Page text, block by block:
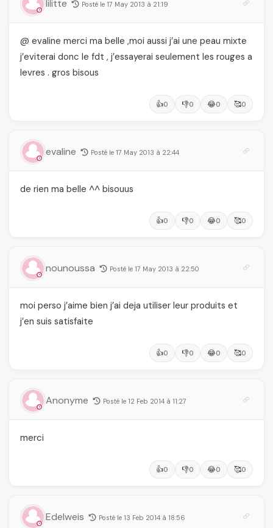
lilitte Posté le 17 May 2013 à 21:19
@ evaline merci ma belle ,moi aussi j’ai une peau mixte
j’eviterai donc le fdt , j’essayerai seulement les rouges a
levres . gros bisous
👍0 👎0 😂0 🥰0
evaline Posté le 17 May 2013 à 22:44
de rien ma belle ^^ bisouus
👍0 👎0 😂0 🥰0
nounoussa Posté le 17 May 2013 à 22:50
moi perso j’aime bien j’ai deja utiliser leur produits et
j’en suis satisfaite
👍0 👎0 😂0 🥰0
Anonyme Posté le 12 Feb 2014 à 11:27
merci
👍0 👎0 😂0 🥰0
Edelweis Posté le 13 Feb 2014 à 18:56